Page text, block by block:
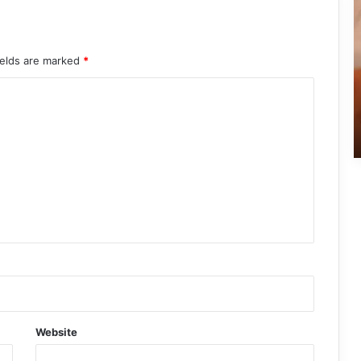
are marked *
Website
బాబు